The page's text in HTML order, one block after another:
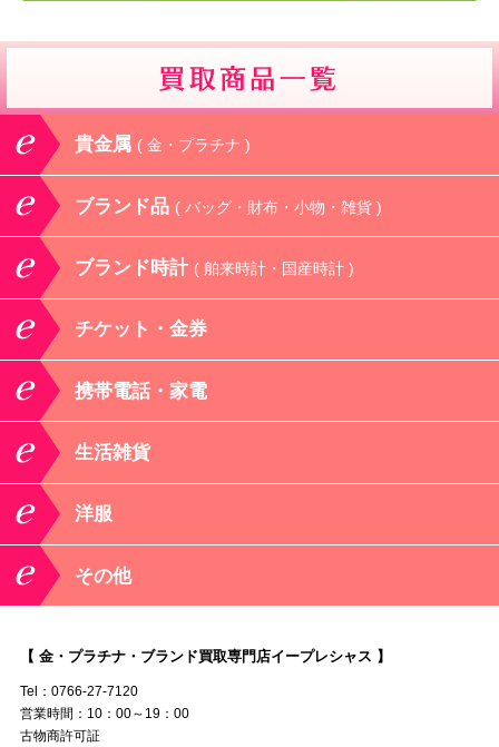
貴金属 ( 金・プラチナ )
ブランド品 ( バッグ・財布・小物・雑貨 )
ブランド時計 ( 舶来時計・国産時計 )
チケット・金券
携帯電話・家電
生活雑貨
洋服
その他
【 金・プラチナ・ブランド買取専門店イープレシャス 】
Tel：0766-27-7120
営業時間：10：00～19：00
古物商許可証